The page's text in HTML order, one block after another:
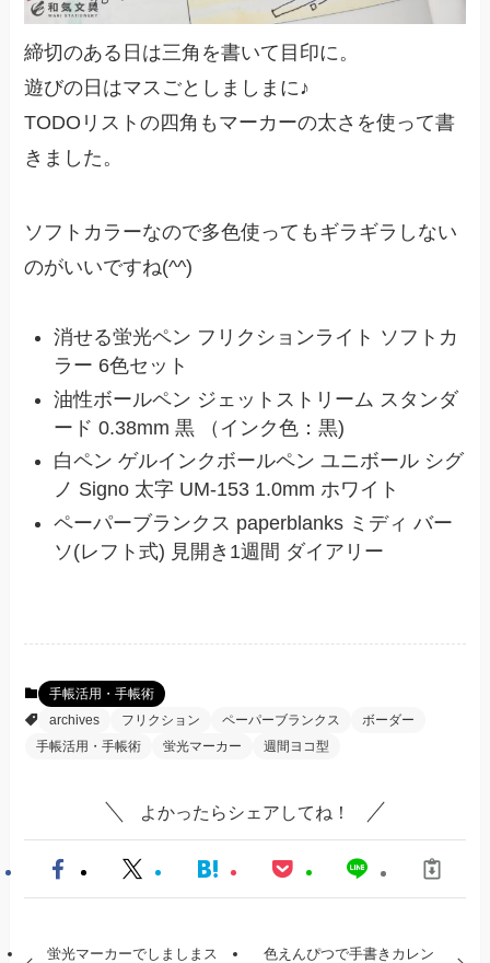
締切のある日は三角を書いて目印に。
遊びの日はマスごとしましまに♪
TODOリストの四角もマーカーの太さを使って書
きました。
ソフトカラーなので多色使ってもギラギラしない
のがいいですね(^^)
消せる蛍光ペン フリクションライト ソフトカ
ラー 6色セット
油性ボールペン ジェットストリーム スタンダ
ード 0.38mm 黒 （インク色：黒)
白ペン ゲルインクボールペン ユニボール シグ
ノ Signo 太字 UM-153 1.0mm ホワイト
ペーパーブランクス paperblanks ミディ バー
ソ(レフト式) 見開き1週間 ダイアリー
手帳活用・手帳術
archives
フリクション ペーパーブランクス
ボーダー
手帳活用・手帳術
蛍光マーカー 週間ヨコ型
よかったらシェアしてね！
蛍光マーカーでしましまス
色えんぴつで手書きカレン